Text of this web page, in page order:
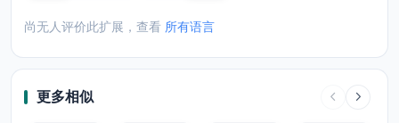
尚无人评价此扩展，查看 所有语言
更多相似